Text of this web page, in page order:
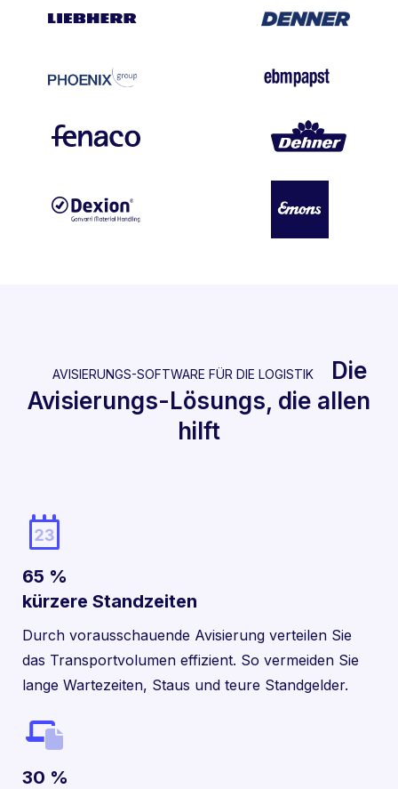
AVISIERUNGS-SOFTWARE FÜR DIE LOGISTIK
Die
Avisierungs-Lösungs, die allen
hilft
65 %
kürzere Standzeiten
Durch vorausschauende Avisierung verteilen Sie
das Transportvolumen effizient. So vermeiden Sie
lange Wartezeiten, Staus und teure Standgelder.
30 %